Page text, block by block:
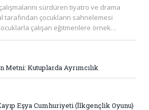
sürdüren tiyatro ve drama
tarafından çocukların sahnelemesi
çalışan eğitmenlere örnek…
Metni: Kutuplarda Ayrımcılık
Eşya Cumhuriyeti (İlkgençlik Oyunu)